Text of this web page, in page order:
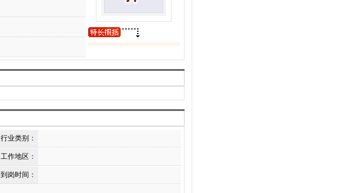
行业类别 ：
工作地区 ：
到岗时间 ：